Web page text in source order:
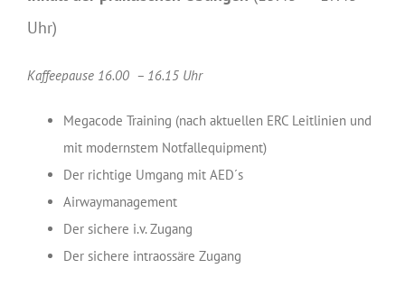
Uhr)
Kaffeepause 16.00 – 16.15 Uhr
Megacode Training (nach aktuellen ERC Leitlinien und
mit modernstem Notfallequipment)
Der richtige Umgang mit AED´s
Airwaymanagement
Der sichere i.v. Zugang
Der sichere intraossäre Zugang